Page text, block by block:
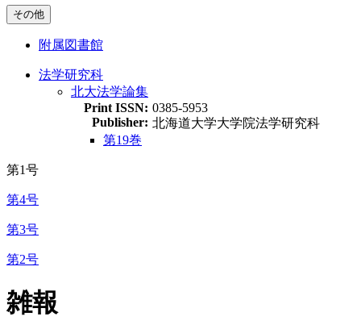
その他
附属図書館
法学研究科
北大法学論集
Print ISSN: 0385-5953
Publisher: 北海道大学大学院法学研究科
第19巻
第1号
第4号
第3号
第2号
雑報